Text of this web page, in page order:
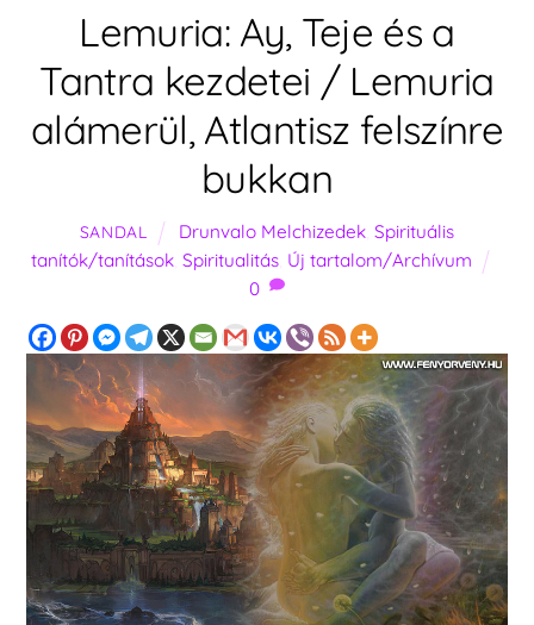
Lemuria: Ay, Teje és a
Tantra kezdetei / Lemuria
alámerül, Atlantisz felszínre
bukkan
SANDAL Drunvalo Melchizedek ,Spirituális
tanítók/tanítások, Spiritualitás, Új tartalom/Archívum
0